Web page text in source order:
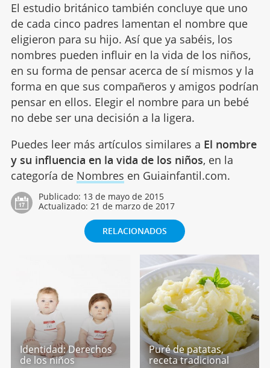
El estudio británico también concluye que uno
de cada cinco padres lamentan el nombre que
eligieron para su hijo. Así que ya sabéis, los
nombres pueden influir en la vida de los niños,
en su forma de pensar acerca de sí mismos y la
forma en que sus compañeros y amigos podrían
pensar en ellos. Elegir el nombre para un bebé
no debe ser una decisión a la ligera.
Puedes leer más artículos similares a El nombre
y su influencia en la vida de los niños, en la
categoría de Nombres en Guiainfantil.com.
Publicado: 13 de mayo de 2015
Actualizado: 21 de marzo de 2017
RELACIONADOS
Identidad: Derechos
de los niños
Puré de patatas,
receta tradicional